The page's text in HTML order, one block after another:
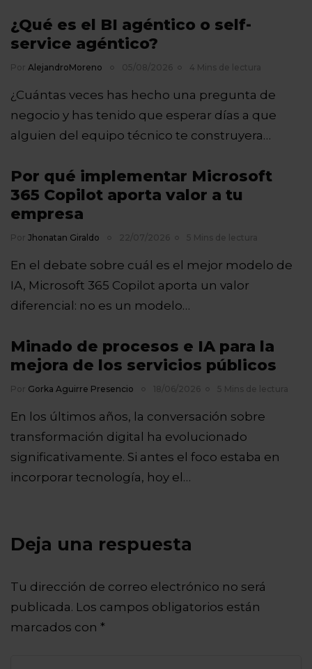
¿Qué es el BI agéntico o self-
service agéntico?
Por AlejandroMoreno 05/08/2026 4 Mins de lectura
¿Cuántas veces has hecho una pregunta de
negocio y has tenido que esperar días a que
alguien del equipo técnico te construyera…
Por qué implementar Microsoft
365 Copilot aporta valor a tu
empresa
Por Jhonatan Giraldo 22/07/2026 5 Mins de lectura
En el debate sobre cuál es el mejor modelo de
IA, Microsoft 365 Copilot aporta un valor
diferencial: no es un modelo…
Minado de procesos e IA para la
mejora de los servicios públicos
Por Gorka Aguirre Presencio 18/06/2026 5 Mins de lectura
En los últimos años, la conversación sobre
transformación digital ha evolucionado
significativamente. Si antes el foco estaba en
incorporar tecnología, hoy el…
Deja una respuesta
Tu dirección de correo electrónico no será
publicada. Los campos obligatorios están
marcados con *